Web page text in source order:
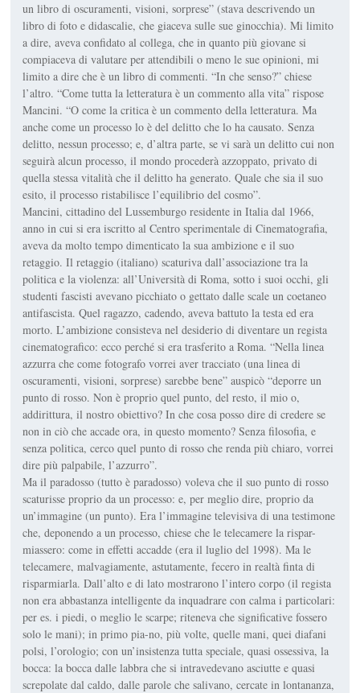
un libro di oscuramenti, visioni, sorprese” (stava descrivendo un
libro di foto e didascalie, che giaceva sulle sue ginocchia). Mi limito
a dire, aveva confidato al collega, che in quanto più giovane si
compiaceva di valutare per attendibili o meno le sue opinioni, mi
limito a dire che è un libro di commenti. “In che senso?” chiese
l’altro. “Come tutta la letteratura è un commento alla vita” rispose
Mancini. “O come la critica è un commento della letteratura. Ma
anche come un processo lo è del delitto che lo ha causato. Senza
delitto, nessun processo; e, d’altra parte, se vi sarà un delitto cui non
seguirà alcun processo, il mondo procederà azzoppato, privato di
quella stessa vitalità che il delitto ha generato. Quale che sia il suo
esito, il processo ristabilisce l’equilibrio del cosmo”.
Mancini, cittadino del Lussemburgo residente in Italia dal 1966,
anno in cui si era iscritto al Centro sperimentale di Cinematografia,
aveva da molto tempo dimenticato la sua ambizione e il suo
retaggio. Il retaggio (italiano) scaturiva dall’associazione tra la
politica e la violenza: all’Università di Roma, sotto i suoi occhi, gli
studenti fascisti avevano picchiato o gettato dalle scale un coetaneo
antifascista. Quel ragazzo, cadendo, aveva battuto la testa ed era
morto. L’ambizione consisteva nel desiderio di diventare un regista
cinematografico: ecco perché si era trasferito a Roma. “Nella linea
azzurra che come fotografo vorrei aver tracciato (una linea di
oscuramenti, visioni, sorprese) sarebbe bene” auspicò “deporre un
punto di rosso. Non è proprio quel punto, del resto, il mio o,
addirittura, il nostro obiettivo? In che cosa posso dire di credere se
non in ciò che accade ora, in questo momento? Senza filosofia, e
senza politica, cerco quel punto di rosso che renda più chiaro, vorrei
dire più palpabile, l’azzurro”.
Ma il paradosso (tutto è paradosso) voleva che il suo punto di rosso
scaturisse proprio da un processo: e, per meglio dire, proprio da
un’immagine (un punto). Era l’immagine televisiva di una testimone
che, deponendo a un processo, chiese che le telecamere la rispar-
miassero: come in effetti accadde (era il luglio del 1998). Ma le
telecamere, malvagiamente, astutamente, fecero in realtà finta di
risparmiarla. Dall’alto e di lato mostrarono l’intero corpo (il regista
non era abbastanza intelligente da inquadrare con calma i particolari:
per es. i piedi, o meglio le scarpe; riteneva che significative fossero
solo le mani); in primo pia-no, più volte, quelle mani, quei diafani
polsi, l’orologio; con un’insistenza tutta speciale, quasi ossessiva, la
bocca: la bocca dalle labbra che si intravedevano asciutte e quasi
screpolate dal caldo, dalle parole che salivano, cercate in lontananza,